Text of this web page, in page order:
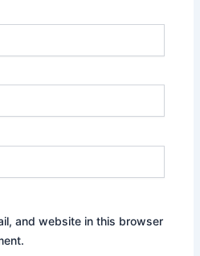
and website in this browser